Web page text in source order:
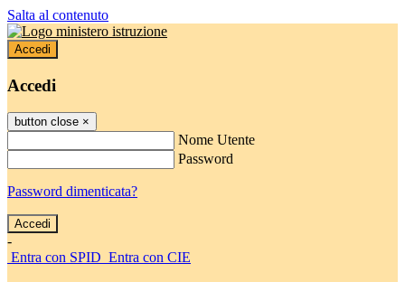
Salta al contenuto
Accedi
Accedi
button close ×
Nome Utente
Password
Password dimenticata?
-
Entra con SPID Entra con CIE